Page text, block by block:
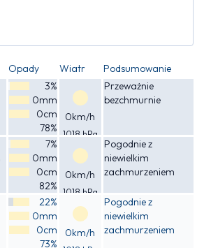
Opady Wiatr Podsumowanie
3%
0mm
0cm
78%
0km/h
1018 hPa
Przeważnie
bezchmurnie
7%
0mm
0cm
82%
0km/h
1018 hPa
Pogodnie z
niewielkim
zachmurzeniem
22%
0mm
0cm
73%
0km/h
Pogodnie z
niewielkim
zachmurzeniem